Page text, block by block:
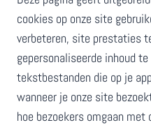
cookies op onze site
verbeteren, site prestaties
gepersonaliseerde inhoud
tekstbestanden die op je
wanneer je onze site
hoe bezoekers omgaan